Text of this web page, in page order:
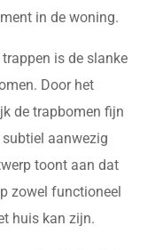
in de woning.
is de slanke
Door het
de trapbomen fijn
aanwezig
toont aan dat
zowel functioneel
huis kan zijn.